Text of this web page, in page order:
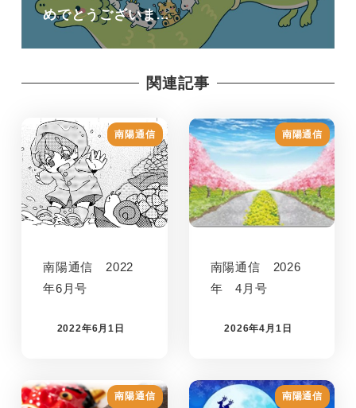
めでとうございま…
関連記事
南陽通信
南陽通信 2022
年6月号
2022年6月1日
南陽通信
南陽通信 2026
年 4月号
2026年4月1日
南陽通信 南陽通信